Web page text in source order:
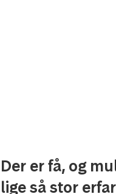
Der er få, og
lige så stor